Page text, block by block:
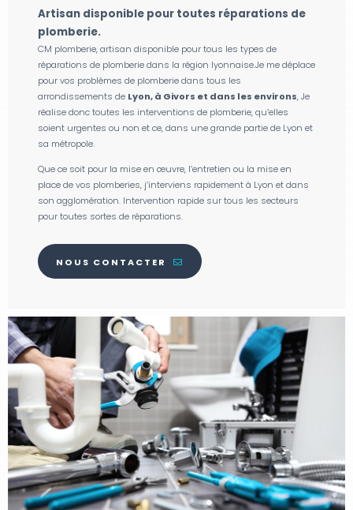
Artisan disponible pour toutes réparations de
plomberie.
CM plomberie, artisan disponible pour tous les types de
réparations de plomberie dans la région lyonnaise.Je me déplace
pour vos problèmes de plomberie dans tous les
arrondissements de Lyon, à Givors et dans les environs, Je
réalise donc toutes les interventions de plomberie, qu’elles
soient urgentes ou non et ce, dans une grande partie de Lyon et
sa métropole.
Que ce soit pour la mise en œuvre, l’entretien ou la mise en
place de vos plomberies, j’interviens rapidement à Lyon et dans
son agglomération. Intervention rapide sur tous les secteurs
pour toutes sortes de réparations.
NOUS CONTACTER